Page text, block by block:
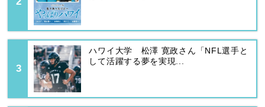
ハワイ大学 松澤 寛政さん「NFL選手と
して活躍する夢を実現...